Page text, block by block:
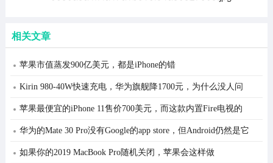
相关文章
苹果市值蒸发900亿美元，都是iPhone的错
Kirin 980-40W快速充电，华为旗舰降1700元，为什么没人问
苹果最便宜的iPhone 11售价700美元，而这款内置Fire电视的
HDTV在网络周末仅售99美元
华为的Mate 30 Pro没有Google的app store，但Android仍然是它
的未来
如果你的2019 MacBook Pro随机关闭，苹果会这样做